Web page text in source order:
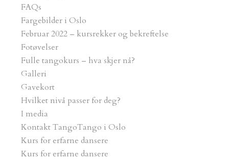
Anne Marit Ligaard
Galleri
FAQs
Fargebilder i Oslo
Februar 2022 – kursrekker og bekreftelse
Fotøvelser
Fulle tangokurs – hva skjer nå?
Galleri
Gavekort
Hvilket nivå passer for deg?
I media
Kontakt TangoTango i Oslo
Kurs for erfarne dansere
Kurs for erfarne dansere